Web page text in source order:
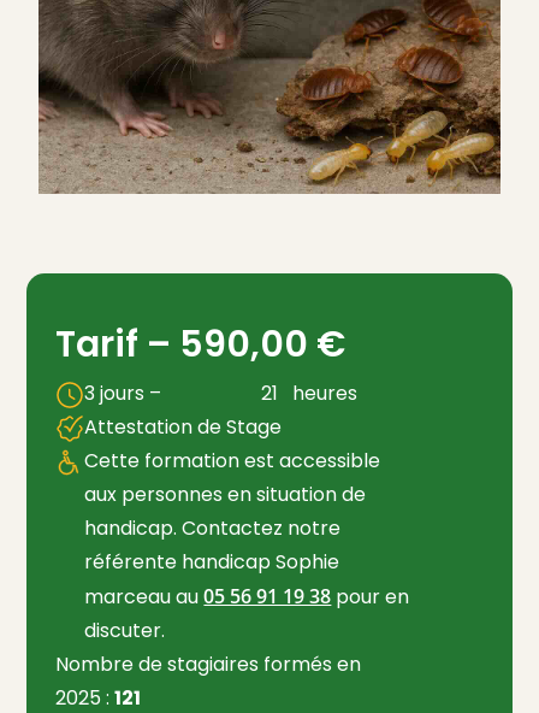
Tarif – 590,00 €
3 jours – 21
heures
Attestation de Stage
Cette formation est accessible
aux personnes en situation de
handicap. Contactez notre
référente handicap Sophie
marceau au05 56 91 19 38 pour en
discuter.
Nombre de stagiaires formés en
2025 :121